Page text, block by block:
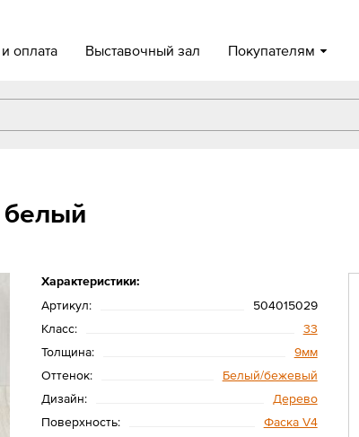
оплата Выставочный зал Покупателям
белый
Характеристики:
Артикул:
504015029
Класс:
33
Толщина:
9мм
Оттенок:
Белый/бежевый
Дизайн:
Дерево
Поверхность:
Фаска V4